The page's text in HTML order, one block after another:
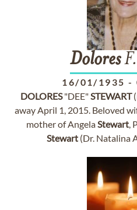
DoloresF.
16/01/1935 -
DOLORES"DEE"STEWART
away April 1, 2015. Beloved
mother of AngelaStewart,
Stewart(Dr. Natalina